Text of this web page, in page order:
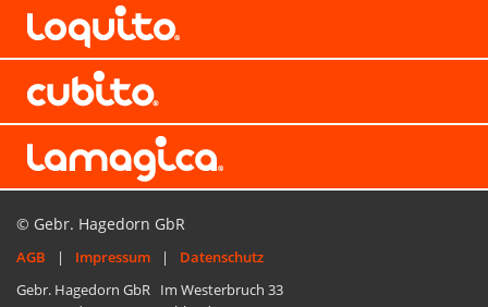
© Gebr. Hagedorn GbR
AGB | Impressum |
Datenschutz
Gebr. Hagedorn GbR Im Westerbruch 33